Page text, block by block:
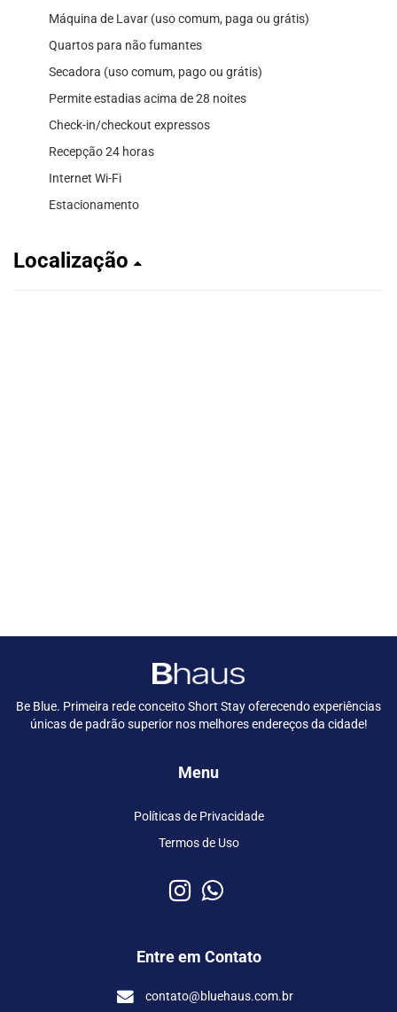
Máquina de Lavar (uso comum, paga ou grátis)
Quartos para não fumantes
Secadora (uso comum, pago ou grátis)
Permite estadias acima de 28 noites
Check-in/checkout expressos
Recepção 24 horas
Internet Wi-Fi
Estacionamento
Localização
Be Blue. Primeira rede conceito Short Stay oferecendo experiências
únicas de padrão superior nos melhores endereços da cidade!
Menu
Políticas de Privacidade
Termos de Uso
Entre em Contato
contato@bluehaus.com.br